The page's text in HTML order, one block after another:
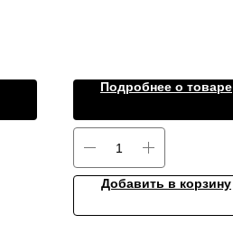
Подробнее о товаре
Добавить в корзину